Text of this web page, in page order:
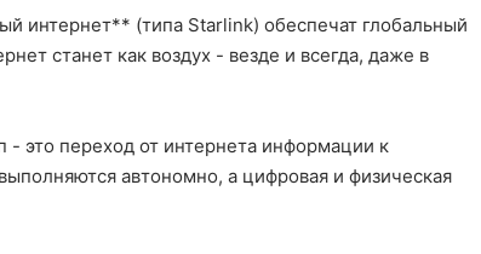
интернет** (типа Starlink) обеспечат глобальный
станет как воздух - везде и всегда, даже в
- это переход от интернета информации к
автономно, а цифровая и физическая